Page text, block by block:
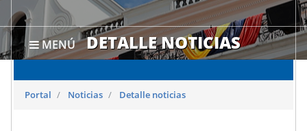
MENÚ DETALLE NOTICIAS
Portal Noticias Detalle noticias